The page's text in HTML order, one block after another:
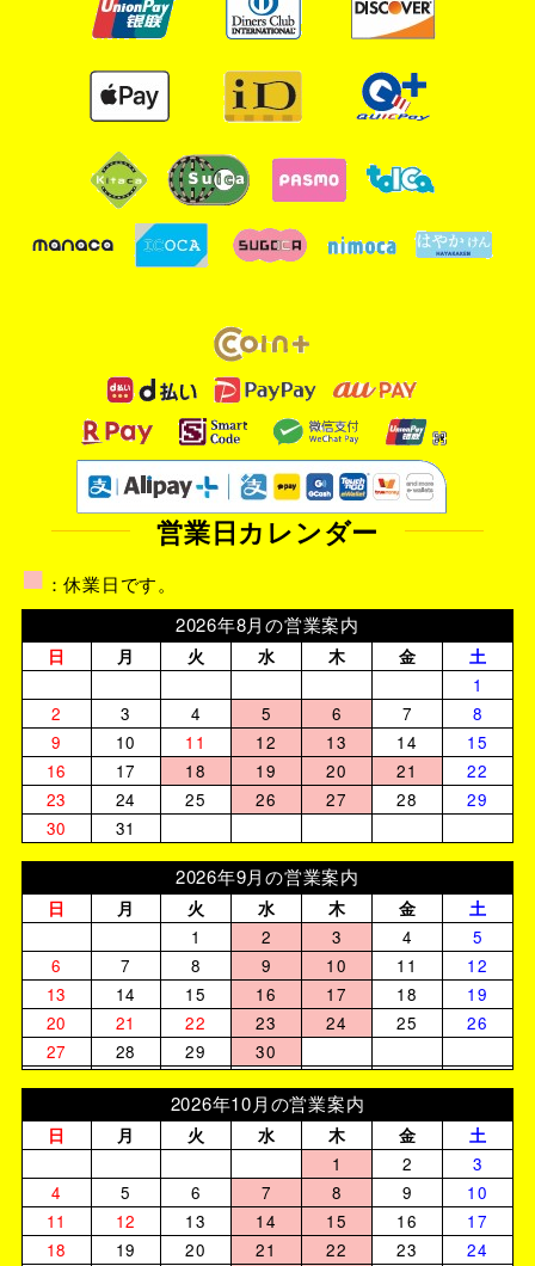
営業日カレンダー
■ ：休業日です。
2026年8月の営業案内
日 月 火 水 木 金
土
1
2
3 4 5 6 7
8
9
10 11 12 13 14
15
16
17 18 19 20 21
22
23
24 25 26 27 28
29
30
31
2026年9月の営業案内
日 月 火 水 木 金
土
1
2 3 4
5
6
7 8 9 10 11
12
13
14 15 16 17 18
19
20
21 22 23 24 25
26
27
28 29 30
2026年10月の営業案内
日 月 火 水 木 金
土
1
2
3
4
5 6 7 8 9
10
11
12 13 14 15 16
17
18
19 20 21 22 23 24